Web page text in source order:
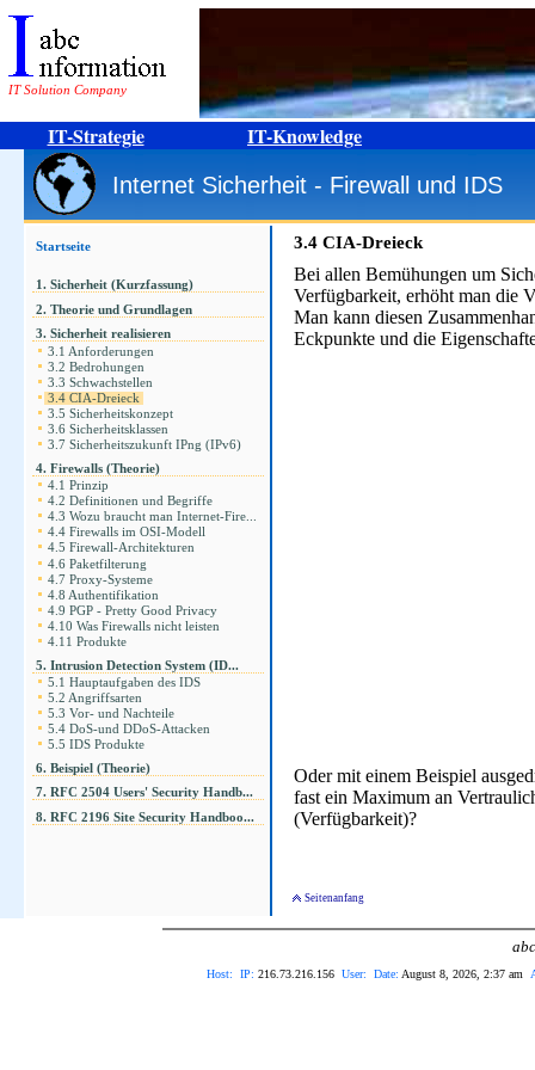
IT Solution Company
IT-Strategie IT-Knowledge
Internet Sicherheit - Firewall und IDS
Startseite
1. Sicherheit (Kurzfassung)
2. Theorie und Grundlagen
3. Sicherheit realisieren
3.1 Anforderungen
3.2 Bedrohungen
3.3 Schwachstellen
3.4 CIA-Dreieck
3.5 Sicherheitskonzept
3.6 Sicherheitsklassen
3.7 Sicherheitszukunft IPng (IPv6)
4. Firewalls (Theorie)
4.1 Prinzip
4.2 Definitionen und Begriffe
4.3 Wozu braucht man Internet-Fire...
4.4 Firewalls im OSI-Modell
4.5 Firewall-Architekturen
4.6 Paketfilterung
4.7 Proxy-Systeme
4.8 Authentifikation
4.9 PGP - Pretty Good Privacy
4.10 Was Firewalls nicht leisten
4.11 Produkte
5. Intrusion Detection System (ID...
5.1 Hauptaufgaben des IDS
5.2 Angriffsarten
5.3 Vor- und Nachteile
5.4 DoS-und DDoS-Attacken
5.5 IDS Produkte
6. Beispiel (Theorie)
7. RFC 2504 Users' Security Handb...
8. RFC 2196 Site Security Handboo...
3.4 CIA-Dreieck
Bei allen Bemühungen um
Verfügbarkeit, erhöht man die
Man kann diesen
Eckpunkte und die
Oder mit einem Beispiel
fast ein Maximum an
(Verfügbarkeit)?
Seitenanfang
Host: IP: 216.73.216.156 User: Date: August 8, 2026, 2:37 am